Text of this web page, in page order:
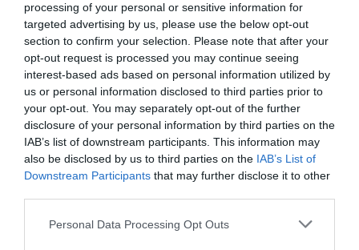
processing of your personal or sensitive information for
targeted advertising by us, please use the below opt-out
section to confirm your selection. Please note that after your
opt-out request is processed you may continue seeing
interest-based ads based on personal information utilized by
us or personal information disclosed to third parties prior to
your opt-out. You may separately opt-out of the further
disclosure of your personal information by third parties on the
IAB’s list of downstream participants. This information may
also be disclosed by us to third parties on the IAB’s List of
Downstream Participants that may further disclose it to other
Please note that this website/app uses one or more Google
Personal Data Processing Opt Outs
Ακολουθήστε το evima.gr στοGoogle News
Διαβάστε όλες τιςειδήσεις για την Εύβοια
Διαβάστε όλες τιςτελευταίες ειδήσειςγια την
Ελλάδακαι τονΚόσμοστοevima.gr
TAGS: ΑΓΙΟΣ ΜΗΝΑΣ
ΕΙΔΗΣΕΙΣ ΕΥΒΟΙΑ Λ
ΕΥΒΟΙΑ
ΝΕΑ ΦΩΤΙΑ ΧΑΛΚΙΔΑ
ΡΟΗ ΕΙΔΗΣΕΩΝ